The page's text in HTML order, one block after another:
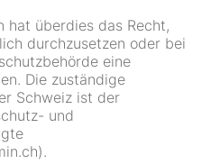
hat überdies das Recht,
durchzusetzen oder bei
eine
Die zuständige
Schweiz ist der
und